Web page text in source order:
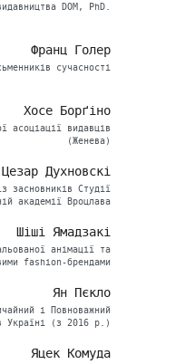
DOM, PhD.
Франц Голер
сучасності
Хосе Борґіно
асоціації видавців
(Женева)
Цезар Духновскі
засновників Студії
академії Вроцлава
Шіші Ямадзакі
анімації та
fashion-брендами
Ян Пєкло
і Повноважний
Україні (з 2016 р.)
Яцек Комуда